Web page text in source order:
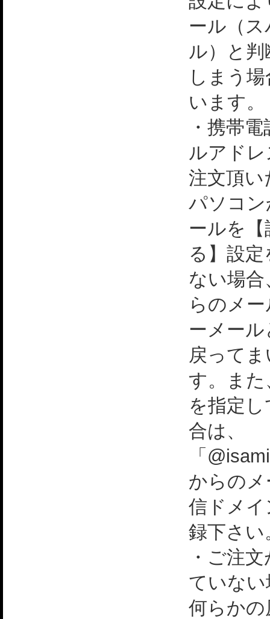
ール（
ル）と
しまう
います。
・携帯
ルアド
注文頂い
パソコ
ールを【
る】設
ない場
らのメ
ーメー
戻って
す。また
を指定
合は、
「
からの
信ドメ
録下さい
・ご注
ていない
何らか